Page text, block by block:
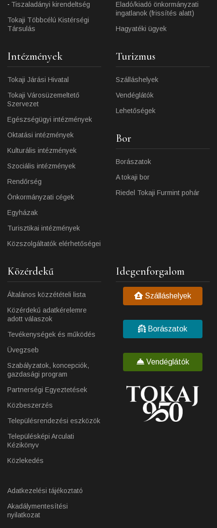
Tiszaladányi kirendeltség
Tokaji Többcélú Kistérségi
Társulás
Eladó/kiadó önkormányzati
ingatlanok (frissítés alatt)
Hagyatéki ügyek
Intézmények
Tokaji Járási Hivatal
Tokaji Városüzemeltető
Szervezet
Egészségügyi intézmények
Oktatási intézmények
Kulturális intézmények
Szociális intézmények
Rendőrség
Önkormányzati cégek
Egyházak
Turisztikai intézmények
Közszolgáltatók elérhetőségei
Turizmus
Szálláshelyek
Vendéglátók
Lehetőségek
Bor
Borászatok
A tokaji bor
Riedel Tokaji Furmint pohár
Közérdekű
Általános közzétételi lista
Közérdekű adatkérelemre
adott válaszok
Tevékenységek és működés
Üvegzseb
Szabályzatok, koncepciók,
gazdasági program
Partnerségi Egyeztetések
Közbeszerzés
Településrendezési eszközök
Településképi Arculati
Kézikönyv
Közlekedés
Adatkezelési tájékoztató
Akadálymentesítési
nyilatkozat
Idegenforgalom
Szálláshelyek
Borászatok
Vendéglátók